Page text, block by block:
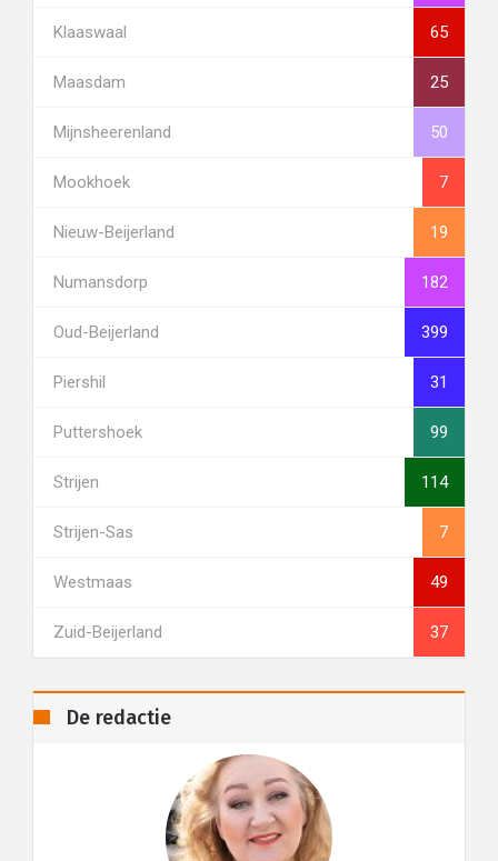
Klaaswaal 65
Maasdam 25
Mijnsheerenland 50
Mookhoek 7
Nieuw-Beijerland 19
Numansdorp 182
Oud-Beijerland 399
Piershil 31
Puttershoek 99
Strijen 114
Strijen-Sas 7
Westmaas 49
Zuid-Beijerland 37
De redactie